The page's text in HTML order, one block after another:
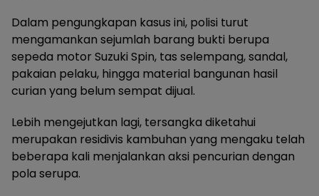
Dalam pengungkapan kasus ini, polisi turut
mengamankan sejumlah barang bukti berupa
sepeda motor Suzuki Spin, tas selempang, sandal,
pakaian pelaku, hingga material bangunan hasil
curian yang belum sempat dijual.
Lebih mengejutkan lagi, tersangka diketahui
merupakan residivis kambuhan yang mengaku telah
beberapa kali menjalankan aksi pencurian dengan
pola serupa.